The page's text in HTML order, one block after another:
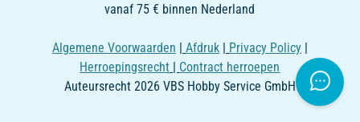
vanaf 75 € binnen Nederland
Algemene Voorwaarden | Afdruk | Privacy Policy |
Herroepingsrecht | Contract herroepen
Auteursrecht 2026 VBS Hobby Service GmbH